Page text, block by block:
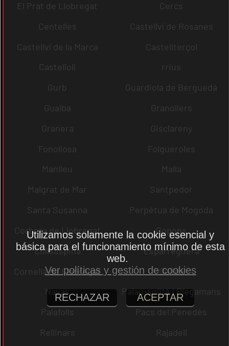
El Prat de Llobregat
Cercs
Centelles
Castellví de Rosanes
Castellví de la Marca
Castellterçol
Castellolí
rrius
Gurb
Guardiola de Berguedà
Gualba
Granollers
Granera
Gisclareny
Fonollosa
Folgueroles
Manlleu
Malla
Malgrat de Mar
Santpedor
Santa Susanna
Perpètua de Mogoda
Corbera de Llobregat
Copons
Collsuspina
Esparreguera
Cornellà de Llobregat
Gelida
Navas
Palau-solità i Plegamans
Palafolls
Pacs del Penedès
Rellinars
Rajadell
Utilizamos solamente la cookie esencial y
básica para el funcionamiento mínimo de esta
web.
Ver políticas y gestión de cookies
RECHAZAR ACEPTAR